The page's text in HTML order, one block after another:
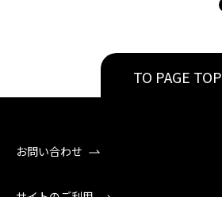
TO PAGE TOP
お問い合わせ